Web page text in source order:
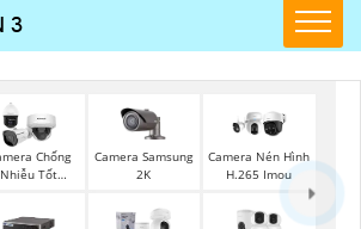
Chống
Nhiễu Tốt
Camera Samsung
2K
Camera Nén Hình
H.265 Imou